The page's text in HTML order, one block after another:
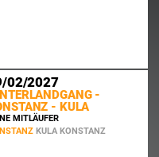
02/2027
-
- KULA
MITLÄUFER
KULA KONSTANZ